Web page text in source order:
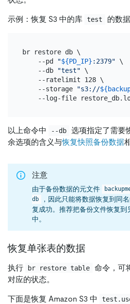
示例：恢复 S3 中的库 test 的数据
br restore db \
    --pd
"${PD_IP} :2379" \
    --db
"test" \
    --ratelimit 128 \
    --storage
"s3://
以上命令中 --db
选项指定了需要
余选项的含义与恢复快照备份数据
注意
由于备份数据的元文件
db
，因此只能将数据恢复到同
复成功。推荐把备份文件恢复
中。
恢复单张表的数据
执行 br restore table
命令，可
对应的状态。
下面是恢复 Amazon S3 中